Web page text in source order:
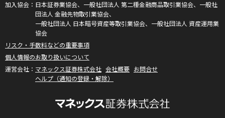
日本証券業協会、一般社団法人 第二種金融商品取引業協会、一般社
団法人 金融先物取引業協会、
一般社団法人 日本暗号資産等取引業協会、一般社団法人 資産運用業
協会
リスク・手数料などの重要事項
個人情報のお取り扱いについて
マネックス証券株式会社 会社概要 お問合せ
ヘルプ（通知の登録・解除）